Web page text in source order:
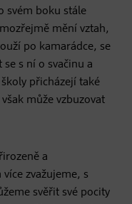
svém boku stále
mění vztah,
po kamarádce, se
s ní o svačinu a
přicházejí také
může vzbuzovat
a
zvažujeme, s
svěřit své pocity